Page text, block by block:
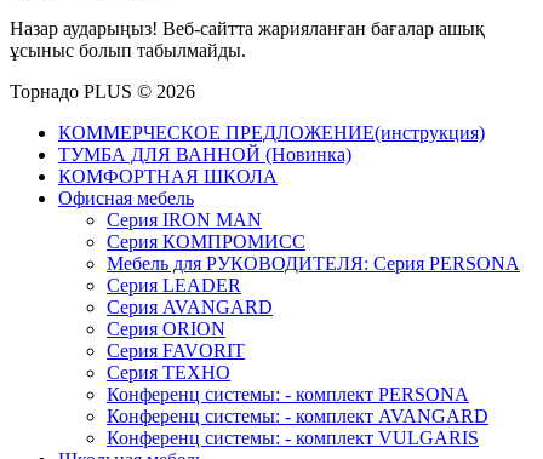
Назар аударыңыз! Веб-сайтта жарияланған бағалар ашық
ұсыныс болып табылмайды.
Торнадо PLUS © 2026
КОММЕРЧЕСКОЕ ПРЕДЛОЖЕНИЕ(инструкция)
ТУМБА ДЛЯ ВАННОЙ (Новинка)
КОМФОРТНАЯ ШКОЛА
Офисная мебель
Серия IRON MAN
Серия КОМПРОМИСС
Мебель для РУКОВОДИТЕЛЯ: Серия PERSONA
Серия LEADER
Серия AVANGARD
Серия ORION
Серия FAVORIT
Серия ТЕХНО
Конференц системы: - комплект PERSONA
Конференц системы: - комплект AVANGARD
Конференц системы: - комплект VULGARIS